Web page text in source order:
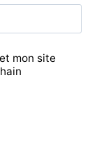
mon site